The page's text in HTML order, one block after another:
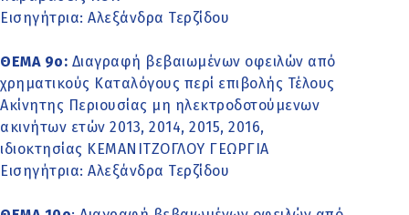
Εισηγήτρια: Αλεξάνδρα Τερζίδου
ΘΕΜΑ 9ο: Διαγραφή βεβαιωμένων οφειλών από
χρηματικούς Καταλόγους περί επιβολής Τέλους
Ακίνητης Περιουσίας μη ηλεκτροδοτούμενων
ακινήτων ετών 2013, 2014, 2015, 2016,
ιδιοκτησίας ΚΕΜΑΝΙΤΖΟΓΛΟΥ ΓΕΩΡΓΙΑ
Εισηγήτρια: Αλεξάνδρα Τερζίδου